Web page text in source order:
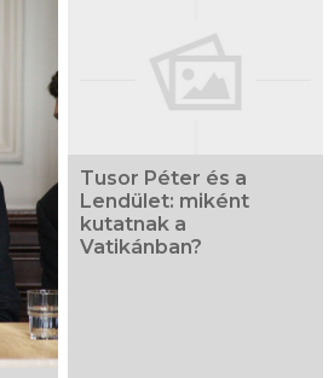
Tusor Péter és a
Lendület: miként
kutatnak a
Vatikánban?